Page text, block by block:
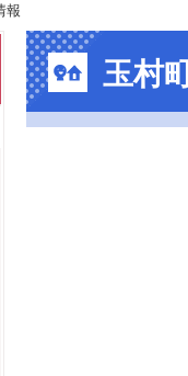
報
玉村